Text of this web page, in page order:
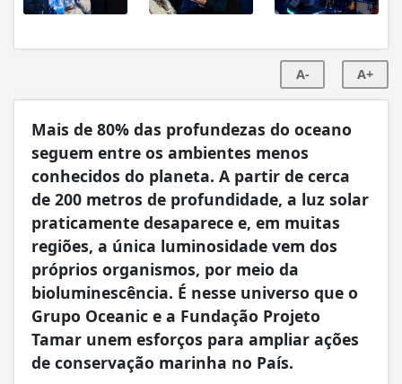
A- A+
Mais de 80% das profundezas do oceano
seguem entre os ambientes menos
conhecidos do planeta. A partir de cerca
de 200 metros de profundidade, a luz solar
praticamente desaparece e, em muitas
regiões, a única luminosidade vem dos
próprios organismos, por meio da
bioluminescência. É nesse universo que o
Grupo Oceanic e a Fundação Projeto
Tamar unem esforços para ampliar ações
de conservação marinha no País.